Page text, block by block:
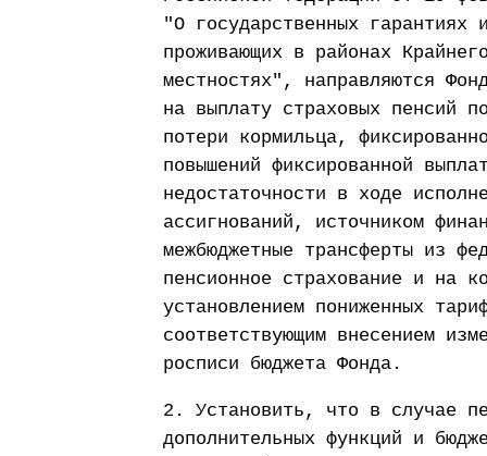
"О государственных
проживающих в районах
местностях", направляются
на выплату страховых пенсий
потери кормильца,
повышений фиксированной
недостаточности в ходе
ассигнований, источником
межбюджетные трансферты из
пенсионное страхование и на
установлением пониженных
соответствующим внесением
росписи бюджета Фонда.
2. Установить, что в случае
дополнительных функций и